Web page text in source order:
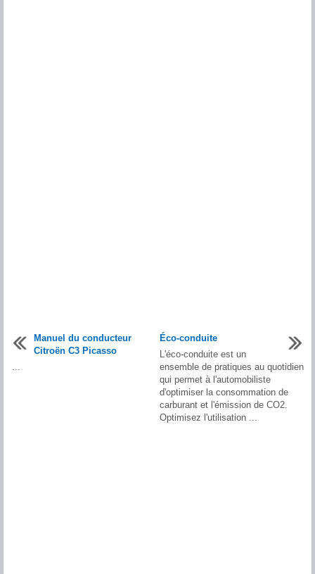
Manuel du conducteur
Citroën C3 Picasso
Éco-conduite
L'éco-conduite est un
ensemble de pratiques au quotidien
qui permet à l'automobiliste
d'optimiser la consommation de
carburant et l'émission de CO2.
Optimisez l'utilisation ...